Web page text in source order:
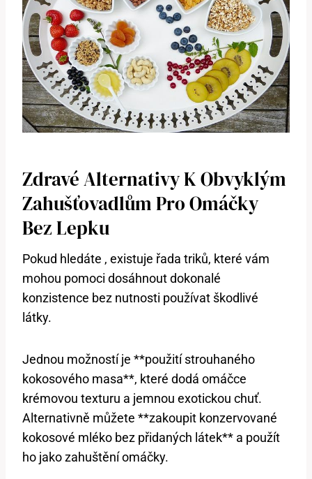
Zdravé Alternativy K Obvyklým
Zahušťovadlům Pro Omáčky
Bez Lepku
Pokud hledáte , existuje řada triků, které vám
mohou pomoci dosáhnout dokonalé
konzistence bez nutnosti používat škodlivé
látky.
Jednou možností je **použití strouhaného
kokosového masa**, které dodá omáčce
krémovou texturu a jemnou exotickou chuť.
Alternativně můžete **zakoupit konzervované
kokosové mléko bez přidaných látek** a použít
ho jako zahuštění omáčky.